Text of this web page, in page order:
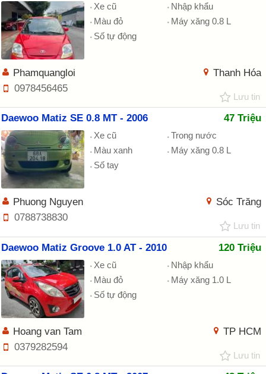
Xe cũ
Nhập khẩu
Màu đỏ
Máy xăng 0.8 L
Số tự động
Thanh Hóa
Phamquangloi
0978456465
Lưu tin
Daewoo Matiz SE 0.8 MT - 2006 47 Triệu
Xe cũ
Trong nước
Màu xanh
Máy xăng 0.8 L
Số tay
Sóc Trăng
Phuong Nguyen
0788738830
Lưu tin
Daewoo Matiz Groove 1.0 AT - 2010 120 Triệu
Xe cũ
Nhập khẩu
Màu đỏ
Máy xăng 1.0 L
Số tự động
TP HCM
Hoang van Tam
0379282594
Lưu tin